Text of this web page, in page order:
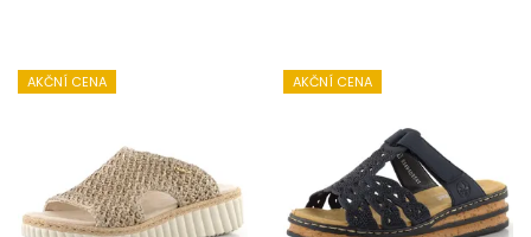
AKČNÍ CENA AKČNÍ CENA